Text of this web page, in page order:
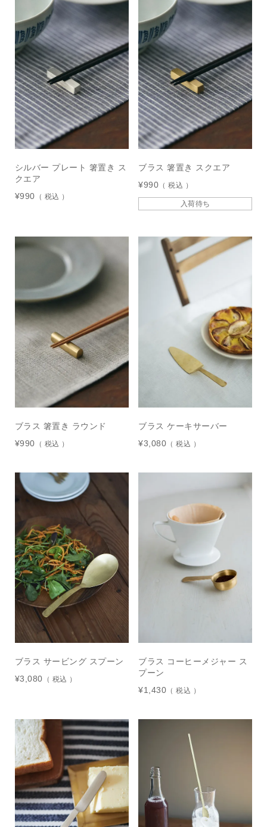
シルバー プレート 箸置き ス
クエア
¥990 税込
ブラス 箸置き スクエア
¥990 税込
入荷待ち
ブラス 箸置き ラウンド
¥990 税込
ブラス ケーキサーバー
¥3,080 税込
ブラス サービング スプーン
¥3,080 税込
ブラス コーヒーメジャー ス
プーン
¥1,430 税込